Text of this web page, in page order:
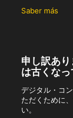
Saber más
申し訳あ
は古くな
デジタル・コ
ただくために
い。